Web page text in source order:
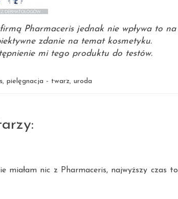
Pharmacerisjednak nie wpływa to na
zdanie na temat kosmetyku.
mi tego produktu do testów.
,pielęgnacja - twarz,uroda
miałam nic z Pharmaceris, najwyższy czas to